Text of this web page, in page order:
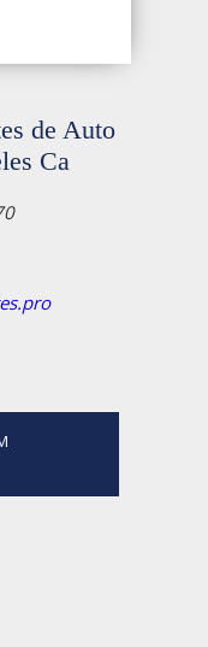
de Auto
Ca